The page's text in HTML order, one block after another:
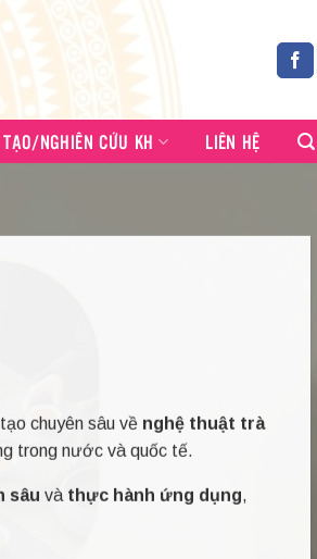
NGHIÊN CỨU KH LIÊN HỆ
chuyên sâu về nghệ thuật trà
trong nước và quốc tế.
sâu và thực hành ứng dụng,